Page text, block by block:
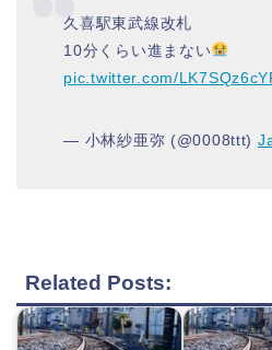
久喜駅東武線改札
10分くらい進まない
pic.twitter.com/
— 小林紗亜弥 (@0008ttt)
Related Posts: